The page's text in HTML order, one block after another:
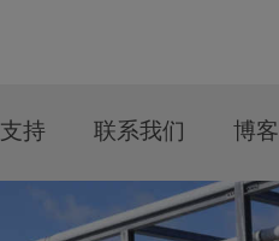
支持 联系我们 博客